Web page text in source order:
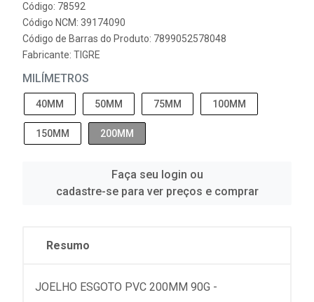
Código: 78592
Código NCM: 39174090
Código de Barras do Produto: 7899052578048
Fabricante: TIGRE
MILÍMETROS
40MM 50MM 75MM 100MM
150MM 200MM
Faça seu login ou
cadastre-se para ver preços e comprar
Resumo
JOELHO ESGOTO PVC 200MM 90G -